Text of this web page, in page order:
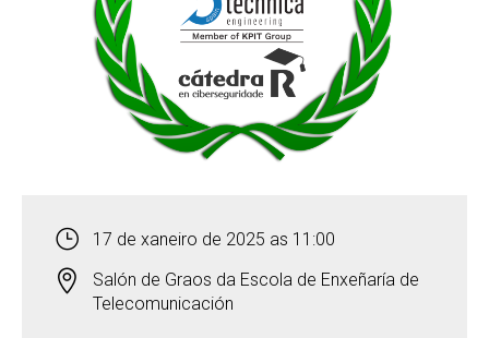
17 de xaneiro de 2025 as 11:00
Salón de Graos da Escola de Enxeñaría de
Telecomunicación